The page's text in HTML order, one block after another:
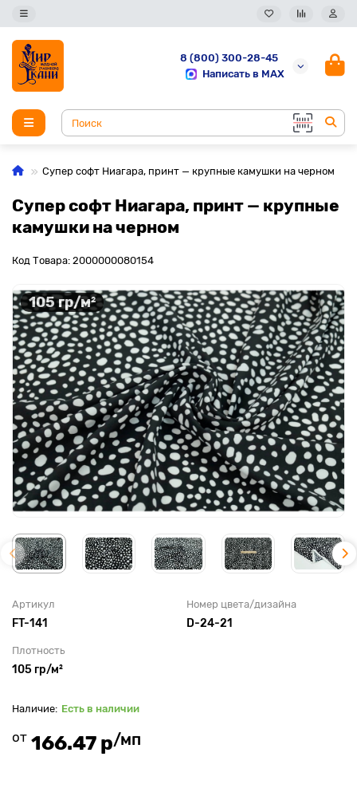
8 (800) 300-28-45
Написать в MAX
Супер софт Ниагара, принт — крупные камушки на черном
Супер софт Ниагара, принт — крупные
камушки на черном
Код Товара: 2000000080154
105 гр/м²
Артикул
FT-141
Номер цвета/дизайна
D-24-21
Плотность
105 гр/м²
Есть в наличии
от 166.47 р/мп